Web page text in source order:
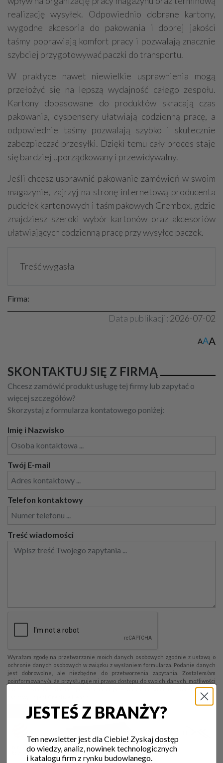
realizację wysyłek. Odpowiednio dobrane kartony,
wygodne akcesoria do pakowania i dobrej jakości
taśmy poprawiają komfort pracy i pozwalają znacznie
szybciej przygotowywać paczki do transportu.
W praktyce nawet niewielkie usprawnienia mogą
przełożyć się na lepszą wydajność całego zespołu.
Kartony dopasowane do produktów skracają czas
pakowania, dyspensery ułatwiają codzienną pracę, a
odpowiednie taśmy pozwalają szybko i skutecznie
zabezpieczać przesyłki. Dzięki temu cały proces staje
się bardziej uporządkowany i przewidywalny.
Jeśli chcesz usprawnić pakowanie zamówień w swoim
magazynie, zajrzyj na stronę internetową producenta
pudełek kartonowych i taśm pakowych Grembox, gdzie
znajdziesz szeroki wybór kartonów oraz akcesoriów
ułatwiających codzienną pracę przy wysyłce paczek.
Treść wygasła
Firma:
Data publikacji: 2026-07-02
AAA
SKONTAKTUJ SIĘ Z FIRMĄ
Chcesz zamówić produkt usługę tej firmy lub zapytać o
więcej szczegółów?
Skorzystaj z formularza kontatowego poniżej:
Imię i Nazwisko
Twój E-mail
Telefon kontaktowy
Treść wiadomości
Wyrażam zgodę na przetwarzanie moich danych osobowych zgodnie z ustawą o
ochronie danych osobowych w związku z wysłaniem formularza. Podanie danych
jest dobrowolne, ale niezbędne do przetworzenia zapytania. Zostałem/am
poinformowany/a, że przysługuje mi prawo dostępu do swoich danych, możliwości
ich poprawiania, żądania zaprzestania ich przetwarzania. Administratorem danych
Wyślij
JESTEŚ Z BRANŻY?
Ten newsletter jest dla Ciebie! Zyskaj dostęp
do wiedzy, analiz, nowinek technologicznych
i katalogu firm z rynku budowlanego.